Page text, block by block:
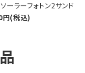
ラーフォトン2サンド
円(税込)